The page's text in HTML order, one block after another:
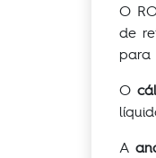
O
de
para
O
A